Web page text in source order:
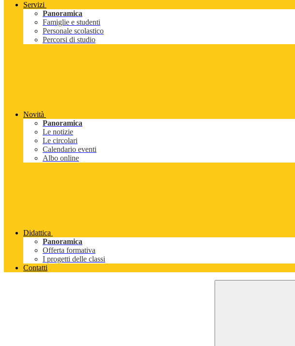
Servizi
Panoramica
Famiglie e studenti
Personale scolastico
Percorsi di studio
Novità
Panoramica
Le notizie
Le circolari
Calendario eventi
Albo online
Didattica
Panoramica
Offerta formativa
I progetti delle classi
Contatti